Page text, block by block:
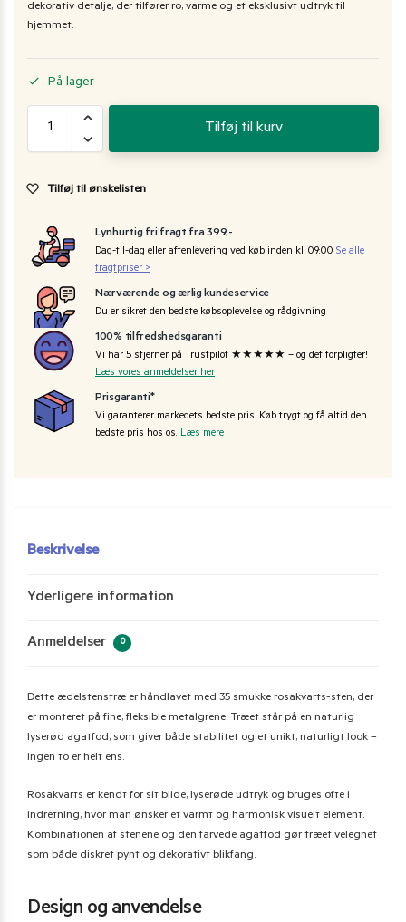
dekorativ detalje, der tilfører ro, varme og et eksklusivt udtryk til
hjemmet.
På lager
Tilføj til kurv
Tilføj til ønskelisten
Lynhurtig fri fragt fra 399,-
Dag-til-dag eller aftenlevering ved køb inden kl. 09:00 Se alle
fragtpriser >
Nærværende og ærlig kundeservice
Du er sikret den bedste købsoplevelse og rådgivning
100% tilfredshedsgaranti
Vi har 5 stjerner på Trustpilot ★★★★★ – og det forpligter!
Læs vores anmeldelser her
Prisgaranti*
Vi garanterer markedets bedste pris. Køb trygt og få altid den
bedste pris hos os. Læs mere
Beskrivelse
Yderligere information
Anmeldelser 0
Dette ædelstenstræ er håndlavet med 35 smukke rosakvarts-sten, der
er monteret på fine, fleksible metalgrene. Træet står på en naturlig
lyserød agatfod, som giver både stabilitet og et unikt, naturligt look –
ingen to er helt ens.
Rosakvarts er kendt for sit blide, lyserøde udtryk og bruges ofte i
indretning, hvor man ønsker et varmt og harmonisk visuelt element.
Kombinationen af stenene og den farvede agatfod gør træet velegnet
som både diskret pynt og dekorativt blikfang.
Design og anvendelse